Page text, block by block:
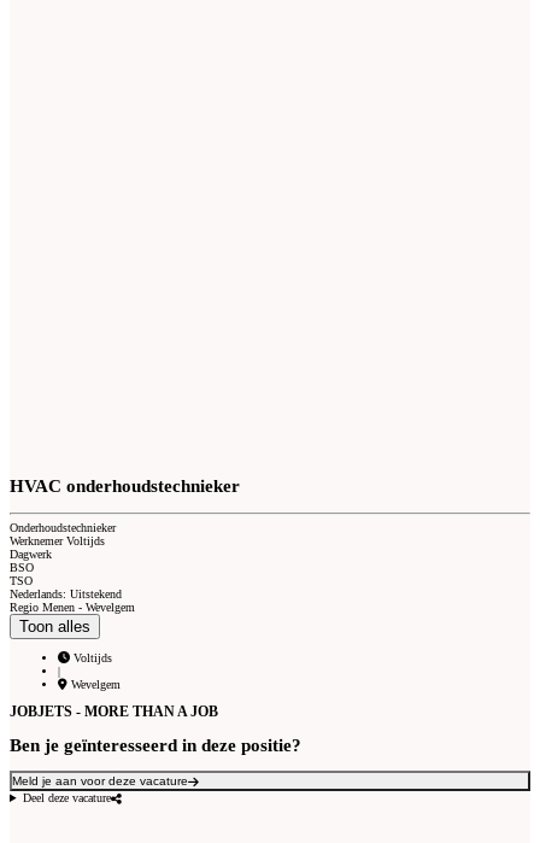
HVAC onderhoudstechnieker
Onderhoudstechnieker
Werknemer Voltijds
Dagwerk
BSO
TSO
Nederlands: Uitstekend
Regio Menen - Wevelgem
Toon alles
Voltijds
|
Wevelgem
JOBJETS - MORE THAN A JOB
Ben je geïnteresseerd in deze positie?
Meld je aan voor deze vacature
Deel deze vacature